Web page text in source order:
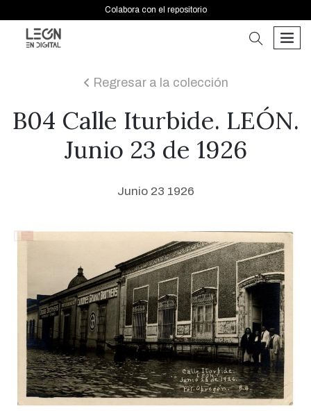
Colabora con el repositorio
buscar
icon
Regresar a la colección
B04 Calle Iturbide. LEÓN.
Junio 23 de 1926
Junio 23 1926